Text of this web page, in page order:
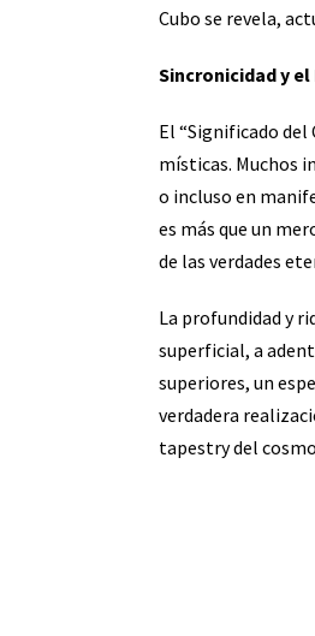
Cubo se revela,
Sincronicidad y
El “Significado
místicas. Muchos
o incluso en
es más que un
de las verdades
La profundidad y
superficial, a
superiores, un
verdadera
tapestry del